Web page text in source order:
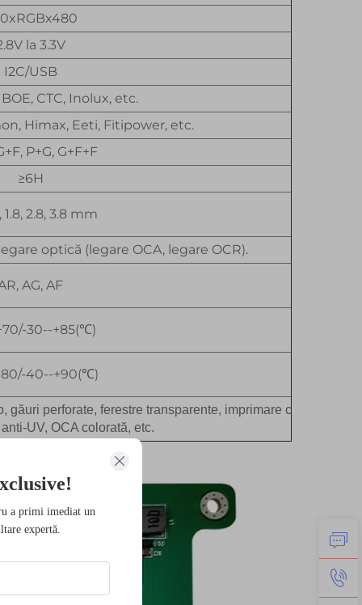
la 3.3V
I2C/USB
CTC, Inolux, etc.
Himax, Eeti, Fitipower, etc.
P+G, G+F+F
≥6H
1.8, 2.8, 3.8 mm
optică (legare OCA, legare OCR).
AG, AF
30--+85(℃)
40--+90(℃)
perforate, ferestre transparente, imprimare cu
UV, OCA colorată, etc.
a primi imediat un
expertă.